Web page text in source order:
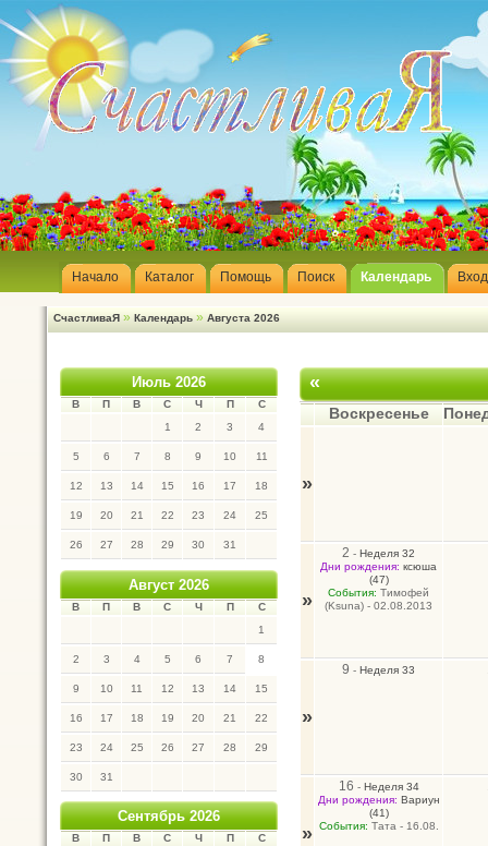
Начало Каталог Помощь Поиск Календарь Вход
СчастливаЯ » Календарь » Августа 2026
Июль 2026
В П В С Ч П
С
1
2 3 4
5 6 7 8 9 10 11
12 13 14 15 16 17 18
19 20 21 22 23 24 25
26 27 28 29 30 31
Август 2026
В П В С Ч П
С
1
2 3 4 5 6 7 8
9 10 11 12 13 14 15
16 17 18 19 20 21 22
23 24 25 26 27 28 29
30 31
Сентябрь 2026
В П В С Ч П
С
«
Воскресенье
»
»
2 - Неделя 32
Дни рождения: ксюша
(47)
События: Тимофей
(Ksuna) - 02.08.2013
»
9 - Неделя 33
»
16 - Неделя 34
Дни рождения: Вариун
(41)
События: Тата - 16.08.